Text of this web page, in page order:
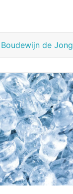
Boudewijn de Jong